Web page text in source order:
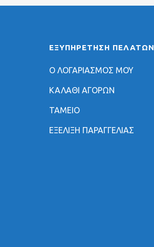
ΕΞΥΠΗΡΈΤΗΣΗ ΠΕΛΑΤΏΝ
Ο ΛΟΓΑΡΙΑΣΜΟΣ ΜΟΥ
ΚΑΛΑΘΙ ΑΓΟΡΩΝ
ΤΑΜΕΙΟ
ΕΞΕΛΙΞΗ ΠΑΡΑΓΓΕΛΙΑΣ